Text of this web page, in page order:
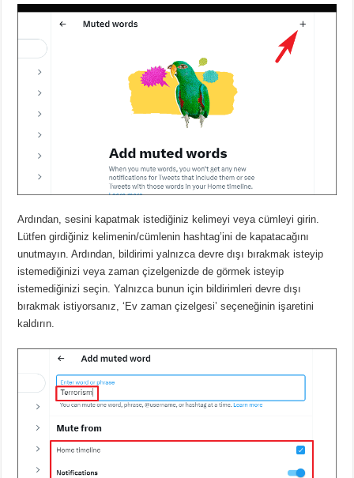
Ardından, sesini kapatmak istediğiniz kelimeyi veya cümleyi girin.
Lütfen girdiğiniz kelimenin/cümlenin hashtag’ini de kapatacağını
unutmayın.Ardından, bildirimi yalnızca devre dışı bırakmak isteyip
istemediğinizi veya zaman çizelgenizde de görmek isteyip
istemediğinizi seçin.Yalnızca bunun için bildirimleri devre dışı
bırakmak istiyorsanız, ‘Ev zaman çizelgesi’ seçeneğinin işaretini
kaldırın.